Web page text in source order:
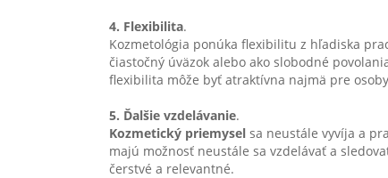
4. Flexibilita.
Kozmetológia ponúka flexibilitu z hľadiska
čiastočný úväzok alebo ako slobodné
flexibilita môže byť atraktívna najmä pre
5. Ďalšie vzdelávanie.
Kozmetický priemysel sa neustále vyvíja a
majú možnosť neustále sa vzdelávať a
čerstvé a relevantné.